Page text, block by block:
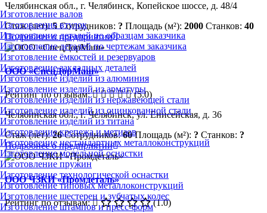
Изготовление валов
Изготовление втулок
Изготовление деталей по образцам заказчика
Изготовление деталей по чертежам заказчика
Изготовление ёмкостей и резервуаров
Изготовление закладных деталей
Изготовление изделий из алюминия
Изготовление изделий из арматуры
Изготовление изделий из нержавеющей стали
Изготовление изделий из оцинкованной стали
Изготовление изделий из титана
Изготовление крепежа и метизов
Изготовление нестандартных металлоконструкций
Изготовление модельной оснастки
Изготовление пружин
Изготовление технологической оснастки
Изготовление типовых металлоконструкций
Изготовление шестерен и зубчатых колес
Изготовление штампов и пресс-форм
Челябинская обл., г. Челябинск, Копейское шоссе, д. 48/4
Стаж (лет):5 Сотрудников: ? Площадь (м²): 2000 Станков: 40
Подробнее о предприятии
ООО «СпецДорМаш»
Рейтинг по отзывам:
(5.0)
Челябинская обл., г. Челябинск, ул. Енисейская, д. 36
Стаж (лет):26 Сотрудников:60 Площадь (м²): ? Станков: ?
Подробнее о предприятии
ООО ЧЗКИ «Промдеталь»
Рейтинг по отзывам:
(1.0)